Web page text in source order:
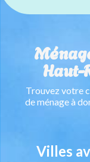
Trouvez votre
de ménage à
Villes